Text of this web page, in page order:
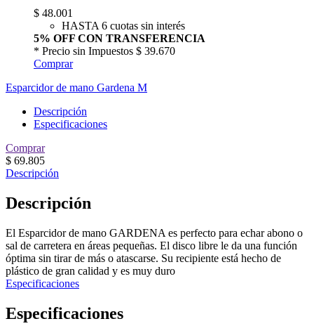
$ 48.001
HASTA 6 cuotas sin interés
5% OFF CON TRANSFERENCIA
* Precio sin Impuestos $ 39.670
Comprar
Esparcidor de mano Gardena M
Descripción
Especificaciones
Comprar
$ 69.805
Descripción
Descripción
El Esparcidor de mano GARDENA es perfecto para echar abono o
sal de carretera en áreas pequeñas. El disco libre le da una función
óptima sin tirar de más o atascarse. Su recipiente está hecho de
plástico de gran calidad y es muy duro
Especificaciones
Especificaciones